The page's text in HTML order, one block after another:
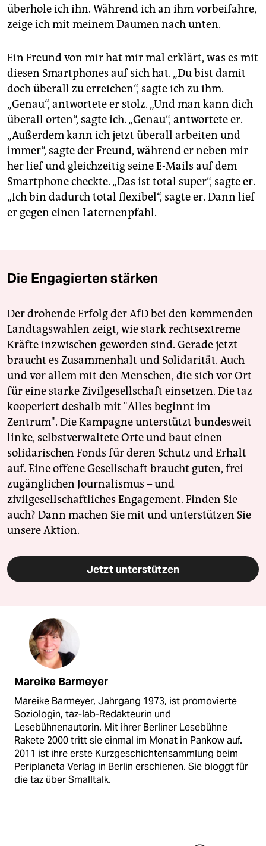
überhole ich ihn. Während ich an ihm vorbeifahre,
zeige ich mit meinem Daumen nach unten.
Ein Freund von mir hat mir mal erklärt, was es mit
diesen Smartphones auf sich hat. „Du bist damit
doch überall zu erreichen“, sagte ich zu ihm.
„Genau“, antwortete er stolz. „Und man kann dich
überall orten“, sagte ich. „Genau“, antwortete er.
„Außerdem kann ich jetzt überall arbeiten und
immer“, sagte der Freund, während er neben mir
her lief und gleichzeitig seine E-Mails auf dem
Smartphone checkte. „Das ist total super“, sagte er.
„Ich bin dadurch total flexibel“, sagte er. Dann lief
er gegen einen Laternenpfahl.
Die Engagierten stärken
Der drohende Erfolg der AfD bei den kommenden
Landtagswahlen zeigt, wie stark rechtsextreme
Kräfte inzwischen geworden sind. Gerade jetzt
braucht es Zusammenhalt und Solidarität. Auch
und vor allem mit den Menschen, die sich vor Ort
für eine starke Zivilgesellschaft einsetzen. Die taz
kooperiert deshalb mit "Alles beginnt im
Zentrum". Die Kampagne unterstützt bundesweit
linke, selbstverwaltete Orte und baut einen
solidarischen Fonds für deren Schutz und Erhalt
auf. Eine offene Gesellschaft braucht guten, frei
zugänglichen Journalismus – und
zivilgesellschaftliches Engagement. Finden Sie
auch? Dann machen Sie mit und unterstützen Sie
unsere Aktion.
Jetzt unterstützen
Mareike Barmeyer
Mareike Barmeyer, Jahrgang 1973, ist promovierte
Soziologin, taz-lab-Redakteurin und
Lesebühnenautorin. Mit ihrer Berliner Lesebühne
Rakete 2000 tritt sie einmal im Monat in Pankow auf.
2011 ist ihre erste Kurzgeschichtensammlung beim
Periplaneta Verlag in Berlin erschienen. Sie bloggt für
die taz über Smalltalk.